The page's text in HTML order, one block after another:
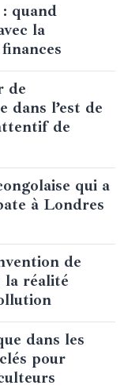
quand
la
de
dans l’est de
de
qui a
à Londres
de
la réalité
dans les
pour